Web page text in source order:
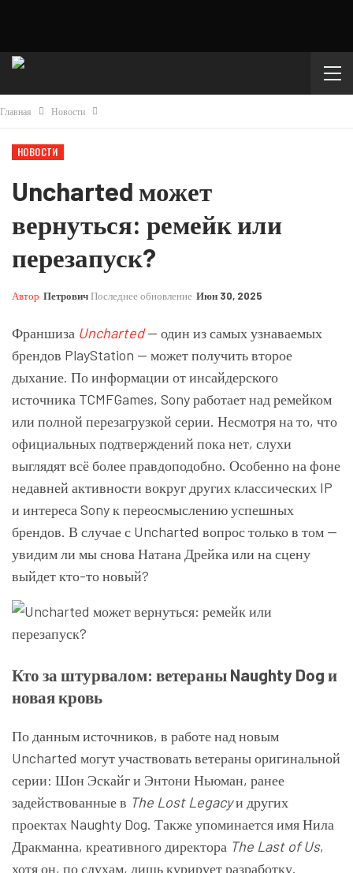
Главная Новости
НОВОСТИ
Uncharted может
вернуться: ремейк или
перезапуск?
Автор ПетровичПоследнее обновление Июн 30, 2025
Франшиза Uncharted — один из самых узнаваемых
брендов PlayStation — может получить второе
дыхание. По информации от инсайдерского
источника TCMFGames, Sony работает над ремейком
или полной перезагрузкой серии. Несмотря на то, что
официальных подтверждений пока нет, слухи
выглядят всё более правдоподобно. Особенно на фоне
недавней активности вокруг других классических IP
и интереса Sony к переосмыслению успешных
брендов. В случае с Uncharted вопрос только в том —
увидим ли мы снова Натана Дрейка или на сцену
выйдет кто-то новый?
Кто за штурвалом: ветераны Naughty Dog и
новая кровь
По данным источников, в работе над новым
Uncharted могут участвовать ветераны оригинальной
серии: Шон Эскайг и Энтони Ньюман, ранее
задействованные в The Lost Legacyи других
проектах Naughty Dog. Также упоминается имя Нила
Дракманна, креативного директора The Last of Us,
хотя он, по слухам, лишь курирует разработку.